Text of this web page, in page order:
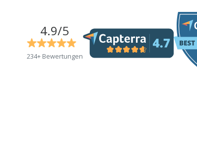
4.9/5
234+ Bewertungen